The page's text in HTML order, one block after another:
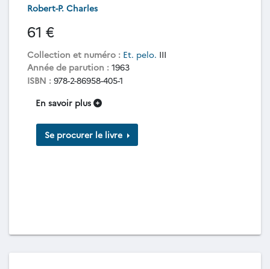
Robert-P. Charles
61 €
Collection et numéro : Et. pelo. III
Année de parution : 1963
ISBN : 978-2-86958-405-1
En savoir plus
Se procurer le livre